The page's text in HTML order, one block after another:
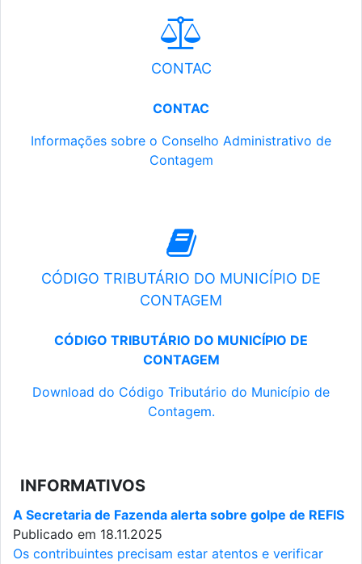
CONTAC
CONTAC
Informações sobre o Conselho Administrativo de
Contagem
CÓDIGO TRIBUTÁRIO DO MUNICÍPIO DE
CONTAGEM
CÓDIGO TRIBUTÁRIO DO MUNICÍPIO DE
CONTAGEM
Download do Código Tributário do Município de
Contagem.
INFORMATIVOS
A Secretaria de Fazenda alerta sobre golpe de REFIS
Publicado em 18.11.2025
Os contribuintes precisam estar atentos e verificar